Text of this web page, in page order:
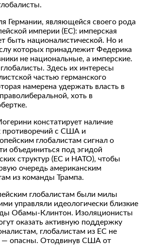
Германии, являющейся своего рода
империи (ЕС): имперская
быть националистической. Но и
которых принадлежит Федерика
не национальные, а имперские.
Здесь их интересы
частью германского
намерена удержать власть в
хоть в
констатирует наличие
противоречий с США и
глобалистам сигнал о
объединиться под эгидой
структур (ЕС и НАТО), чтобы
очередь американским
из команды Трампа.
глобалистам были милы
управляли идеологически близкие
Обамы-Клинтон. Изоляционисты
оказать активную поддержку
глобалистам из ЕС не
— опасны. Отодвинув США от